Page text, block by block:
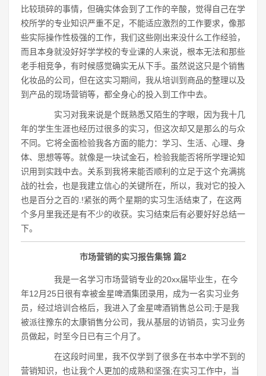
比较琐碎的事情，但确实体会到了工作的辛酸，觉得自己在学
校所学的专业知识严重不足，不能适应激烈的工作要求，像那
些实际操作性极强的工作，我们这些刚出来没什么工作经验，
而且本身就没好好学学校的专业课的人来说，根本无法和那些
老手相竞争，有时候感觉确实无从下手。虽然说这只是个销售
化妆品的公司，但在这实习期间，我从培训到商品的整理以及
到产品的现场营销等，都全身心的投入到工作中去。
实习对我来说是个既熟悉又陌生的字眼，因为我十几
年的学生生涯也经历过很多的实习，但这次却又是那么的与众
不同。它将全面检验我各方面的能力：学习、生活、心理、身
体、思想等等。就像是一块试金石，检验我能否将所学理论知
识用到实践中去。关系到我将来能否顺利的立足于这个充满挑
战的社会，也是我建立信心的关键所在，所以，我对它的投入
也是百分之百的.!紧张的两个星期的实习生活结束了，在这两
个多月里我还是有不少的收获。实习结束后有必要好好总结一
下。
市场营销的实习报告集锦 篇2
我是一名学习市场营销专业的20xx届毕业生，在今
年12月25日很有幸被金星啤酒集团录用，成为一名实习业务
员，经过培训合格后，我进入了金星啤酒销售总公司;于是我
被派往豫东的太康销售分公司，我从基层的访销员，实习业务
员做起，时至今日已有三个月了。
在这段时间里，我不仅学到了很多在书本中学不到的
营销知识，也让我个人更加的成熟和坚强;在实习工作中，当